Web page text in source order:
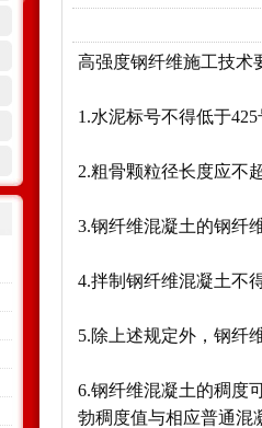
高强度钢纤维施工技术
1.水泥标号不得低于
2.粗骨颗粒径长度应不
3.钢纤维混凝土的钢纤
4.拌制钢纤维混凝土不
5.除上述规定外，钢纤
6.钢纤维混凝土的稠度
勃稠度值与相应普通混